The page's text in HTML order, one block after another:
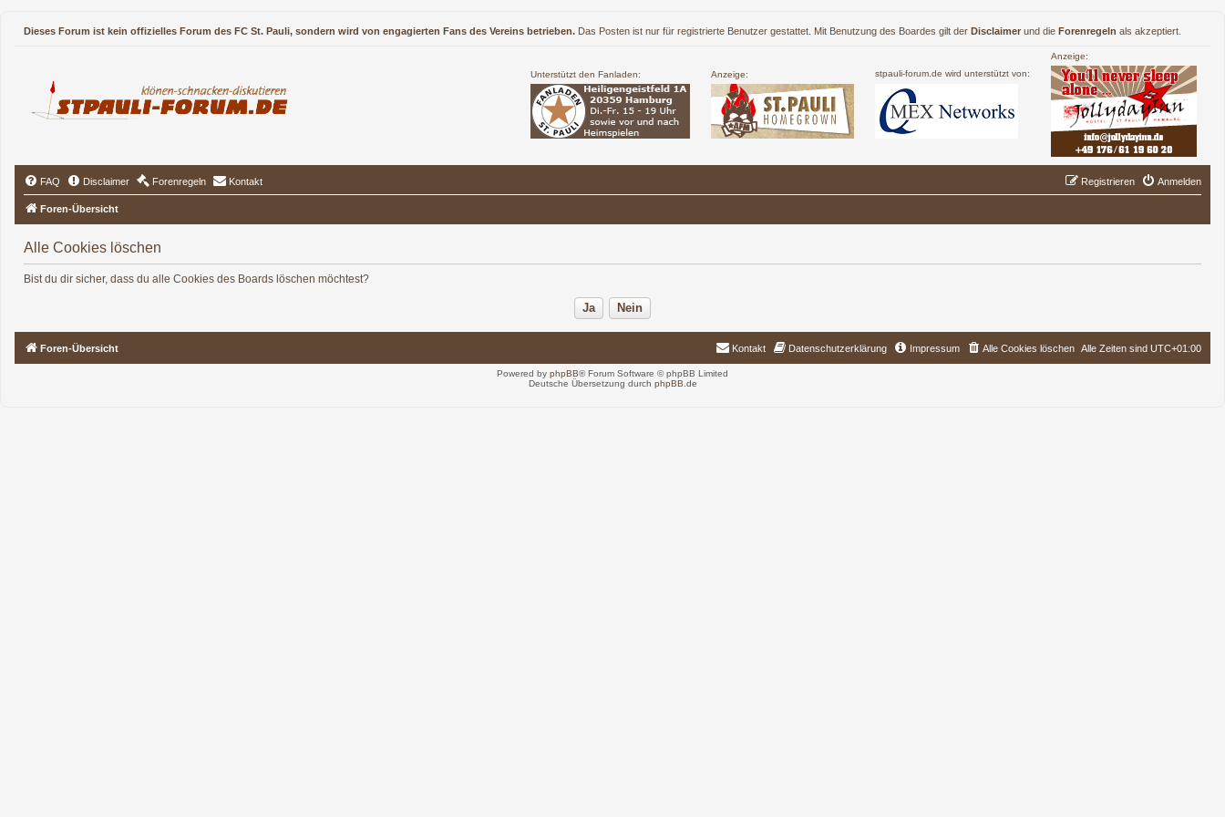
Dieses Forum ist kein offizielles Forum des FC St. Pauli, sondern wird von engagierten Fans des Vereins betrieben. Das Posten ist nur für registrierte Benutzer gestattet. Mit Benutzung des Boardes gilt der Disclaimer und die Forenregeln als akzeptiert.
Unterstützt den Fanladen: Anzeige: stpauli-forum.de wird unterstützt von:
Anzeige:
FAQ Disclaimer Forenregeln Kontakt Anmelden
Registrieren
Foren-Übersicht
Alle Cookies löschen
Bist du dir sicher, dass du alle Cookies des Boards löschen möchtest?
Foren-Übersicht Alle Zeiten sind UTC+01:00
Alle Cookies löschen
Impressum
Datenschutzerklärung
Kontakt
Powered by phpBB® Forum Software © phpBB Limited
Deutsche Übersetzung durch phpBB.de